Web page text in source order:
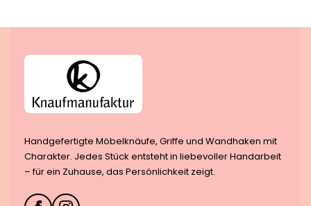
Handgefertigte Möbelknäufe, Griffe und Wandhaken mit
Charakter. Jedes Stück entsteht in liebevoller Handarbeit
– für ein Zuhause, das Persönlichkeit zeigt.